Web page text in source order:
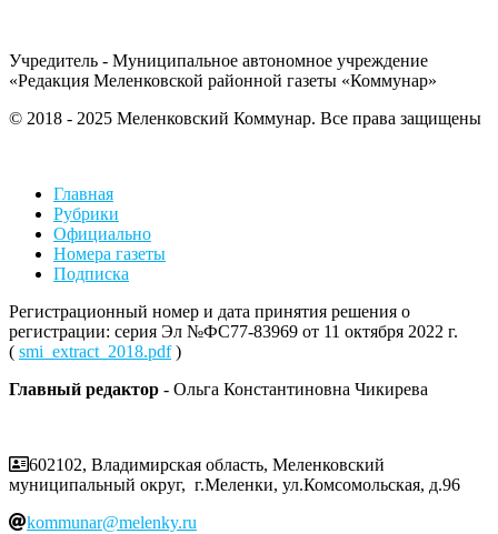
Учредитель - Муниципальное автономное учреждение
«Редакция Меленковской районной газеты «Коммунар»
© 2018 - 2025 Меленковский Коммунар. Все права защищены
Главная
Рубрики
Официально
Номера газеты
Подписка
Регистрационный номер и дата принятия решения о
регистрации: серия Эл №ФС77-83969 от 11 октября 2022 г.
( smi_extract_2018.pdf)
Главный редактор - Ольга Константиновна Чикирева
602102, Владимирская область, Меленковский
муниципальный округ, г.Меленки, ул.Комсомольская, д.96
kommunar@melenky.ru